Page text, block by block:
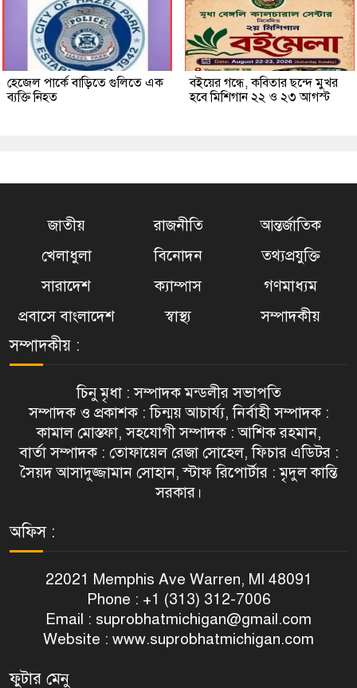
হেজেল পার্কে বাড়িতে গুলিতে এক
ব্যক্তি নিহত
বইয়ের গন্ধে, কবিতার ছন্দে মুখর
হবে মিশিগান ২২ ও ২৩ আগস্ট
জাতীয় রাজনীতি
আন্তর্জাতিক
খেলাধুলা
বিনোদন
তথ্যপ্রযুক্তি
সারাদেশ
ক্যাম্পাস
গণমাধ্যম
প্রবাসে বাংলাদেশ
স্বাস্থ্য সম্পাদকীয়
সম্পাদকীয় :
চিনু মৃধা : সম্পাদক মন্ডলীর সভাপতি
সম্পাদক ও প্রকাশক : চিন্ময় আচার্য্য, নির্বাহী সম্পাদক :
কামাল মোস্তফা, সহযোগী সম্পাদক : আশিক রহমান,
বার্তা সম্পাদক : তোফায়েল রেজা সোহেল, ফিচার এডিটর :
সৈয়দ আসাদুজ্জামান সোহান, স্টাফ রিপোর্টার : মৃদুল কান্তি
সরকার।
অফিস :
22021 Memphis Ave Warren, MI 48091
Phone : +1 (313) 312-7006
Email : suprobhatmichigan@gmail.com
Website : www.suprobhatmichigan.com
ফুটার মেনু